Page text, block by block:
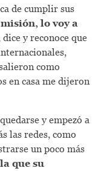
de cumplir sus
misión, lo voy a
dice y reconoce que
como
en casa me dijeron
y empezó a
las redes, como
un poco más
que su